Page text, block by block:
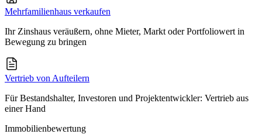
Mehrfamilienhaus verkaufen
Ihr Zinshaus veräußern, ohne Mieter, Markt oder Portfoliowert in
Bewegung zu bringen
Vertrieb von Aufteilern
Für Bestandshalter, Investoren und Projektentwickler: Vertrieb aus
einer Hand
Immobilienbewertung